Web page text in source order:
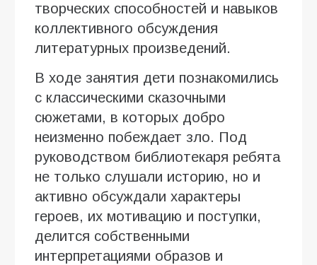
творческих способностей и навыков
коллективного обсуждения
литературных произведений.
В ходе занятия дети познакомились
с классическими сказочными
сюжетами, в которых добро
неизменно побеждает зло. Под
руководством библиотекаря ребята
не только слушали историю, но и
активно обсуждали характеры
героев, их мотивацию и поступки,
делится собственными
интерпретациями образов и